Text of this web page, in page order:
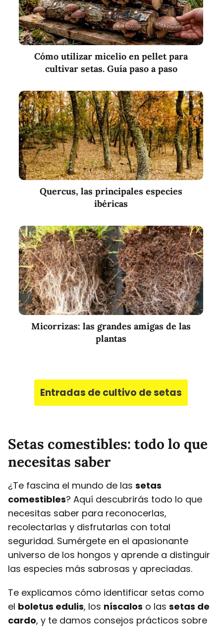
Cómo utilizar micelio en pellet para
cultivar setas. Guía paso a paso
Quercus, las principales especies
ibéricas
Micorrizas: las grandes amigas de las
plantas
Entradas de cultivo de setas
Setas comestibles: todo lo que
necesitas saber
¿Te fascina el mundo de las setas
comestibles? Aquí descubrirás todo lo que
necesitas saber para reconocerlas,
recolectarlas y disfrutarlas con total
seguridad. Sumérgete en el apasionante
universo de los hongos y aprende a distinguir
las especies más sabrosas y apreciadas.
Te explicamos cómo identificar setas como
el boletus edulis, los níscalos o las setas de
cardo, y te damos consejos prácticos sobre